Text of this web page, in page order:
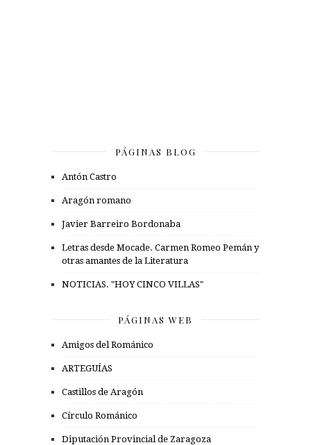
PÁGINAS BLOG
Antón Castro
Aragón romano
Javier Barreiro Bordonaba
Letras desde Mocade. Carmen Romeo Pemán y
otras amantes de la Literatura
NOTICIAS. "HOY CINCO VILLAS"
PÁGINAS WEB
Amigos del Románico
ARTEGUÍAS
Castillos de Aragón
Círculo Románico
Diputación Provincial de Zaragoza